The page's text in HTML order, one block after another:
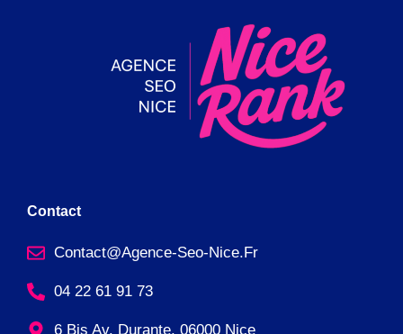
Contact
Contact@agence-Seo-Nice.fr
04 22 61 91 73
6 Bis Av. Durante, 06000 Nice